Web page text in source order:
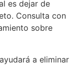
es dejar de
Consulta con
sobre
a eliminar